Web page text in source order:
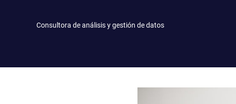
Consultora de análisis y gestión de datos